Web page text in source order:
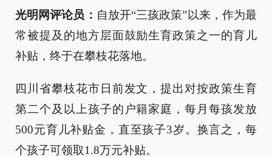
光明网评论员： 自放开“三孩政策”以来，作为最
常被提及的地方层面鼓励生育政策之一的育儿
补贴，终于在攀枝花落地。
四川省攀枝花市日前发文，提出对按政策生育
第二个及以上孩子的户籍家庭，每月每孩发放
500元育儿补贴金，直至孩子3岁。换言之，每
个孩子可领取1.8万元补贴。